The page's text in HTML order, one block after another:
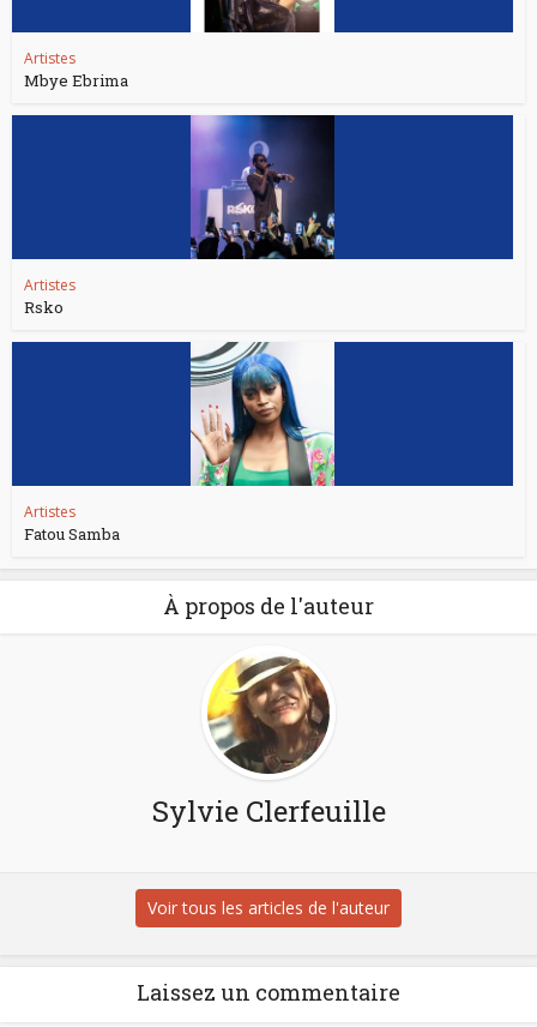
Artistes
Mbye Ebrima
Artistes
Rsko
Artistes
Fatou Samba
À propos de l'auteur
Sylvie Clerfeuille
Voir tous les articles de l'auteur
Laissez un commentaire